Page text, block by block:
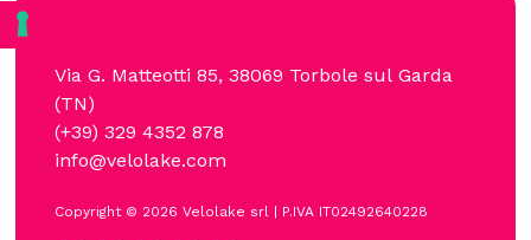
Via G. Matteotti 85, 38069 Torbole sul Garda
(TN)
(+39) 329 4352 878
info@velolake.com
Copyright © 2026 Velolake srl | P.IVA IT02492640228